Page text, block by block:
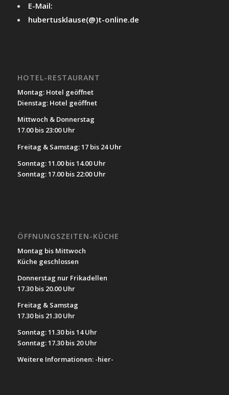
E-Mail:
hubertusklause(@)t-online.de
HOTEL-RESTAURANT
Montag: Hotel geöffnet
Dienstag: Hotel geöffnet
Mittwoch & Donnerstag
17.00 bis 23:00 Uhr
Freitag & Samstag: 17 bis 24 Uhr
Sonntag: 11.00 bis 14.00 Uhr
Sonntag: 17.00 bis 22:00 Uhr
ÖFFNUNGSZEITEN-KÜCHE
Montag bis Mittwoch
Küche geschlossen
Donnerstag nur Frikadellen
17.30 bis 20.00 Uhr
Freitag & Samstag
17.30 bis 21.30 Uhr
Sonntag: 11.30 bis 14 Uhr
Sonntag: 17.30 bis 20 Uhr
Weitere Informationen: -hier-